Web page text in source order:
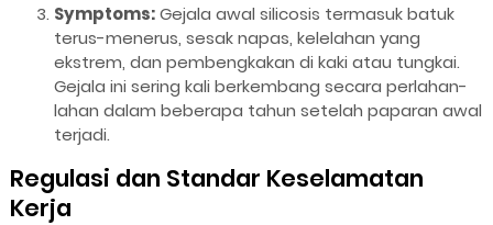
Symptoms:Gejala awal silicosis termasuk batuk
terus-menerus, sesak napas, kelelahan yang
ekstrem, dan pembengkakan di kaki atau tungkai.
Gejala ini sering kali berkembang secara perlahan-
lahan dalam beberapa tahun setelah paparan awal
terjadi.
Regulasi dan Standar Keselamatan
Kerja